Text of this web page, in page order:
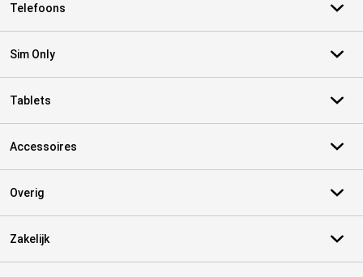
Telefoons
Sim Only
Tablets
Accessoires
Overig
Zakelijk